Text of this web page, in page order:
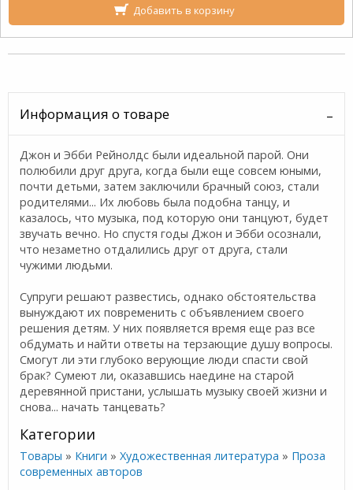
Добавить в корзину
Информация о товаре
Джон и Эбби Рейнолдс были идеальной парой. Они
полюбили друг друга, когда были еще совсем юными,
почти детьми, затем заключили брачный союз, стали
родителями... Их любовь была подобна танцу, и
казалось, что музыка, под которую они танцуют, будет
звучать вечно. Но спустя годы Джон и Эбби осознали,
что незаметно отдалились друг от друга, стали
чужими людьми.
Супруги решают развестись, однако обстоятельства
вынуждают их повременить с объявлением своего
решения детям. У них появляется время еще раз все
обдумать и найти ответы на терзающие душу вопросы.
Смогут ли эти глубоко верующие люди спасти свой
брак? Сумеют ли, оказавшись наедине на старой
деревянной пристани, услышать музыку своей жизни и
снова... начать танцевать?
Категории
Товары » Книги »Художественная литература » Проза
современных авторов